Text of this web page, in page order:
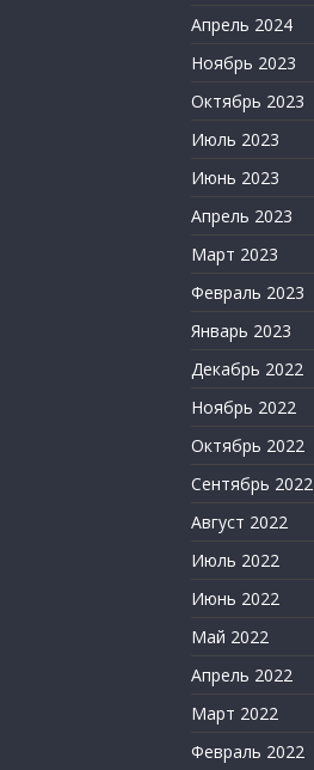
Апрель 2024
Ноябрь 2023
Октябрь 2023
Июль 2023
Июнь 2023
Апрель 2023
Март 2023
Февраль 2023
Январь 2023
Декабрь 2022
Ноябрь 2022
Октябрь 2022
Сентябрь 2022
Август 2022
Июль 2022
Июнь 2022
Май 2022
Апрель 2022
Март 2022
Февраль 2022